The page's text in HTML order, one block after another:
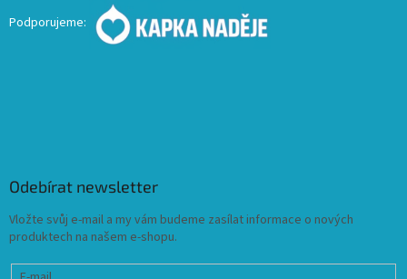
Podporujeme:
Odebírat newsletter
Vložte svůj e-mail a my vám budeme zasílat informace o nových
produktech na našem e-shopu.